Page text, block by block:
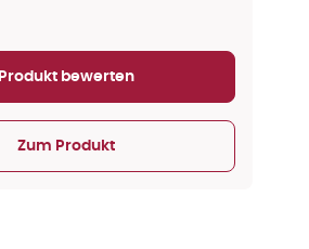
Produkt bewerten
Zum Produkt